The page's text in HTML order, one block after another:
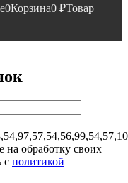
0Корзина0 ₽Товар
на обработку своих
с политикой